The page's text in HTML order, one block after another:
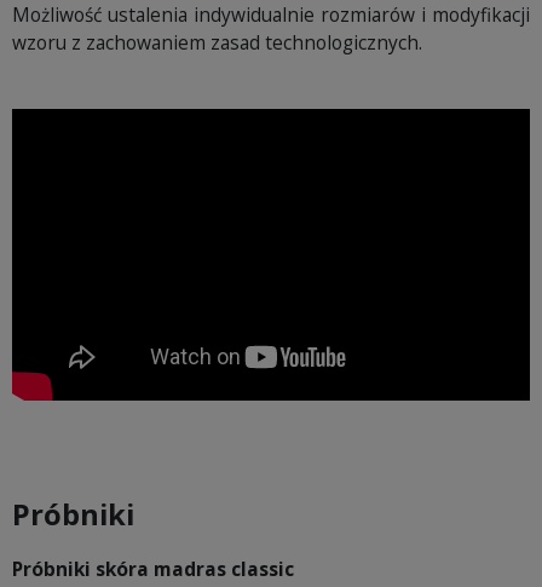
Możliwość ustalenia indywidualnie rozmiarów i modyfikacji
wzoru z zachowaniem zasad technologicznych.
Próbniki
Próbniki skóra madras classic